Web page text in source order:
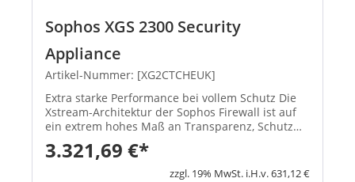
Sophos XGS 2300 Security
Appliance
Artikel-Nummer: [XG2CTCHEUK]
Extra starke Performance bei vollem Schutz Die
Xstream-Architektur der Sophos Firewall ist auf
ein extrem hohes Maß an Transparenz, Schutz
und Performance ausgelegt, damit
Administratoren die größten Herausforderungen
moderner Netzwerke spielend meis...
3.321,69 €*
zzgl. 19% MwSt. i.H.v. 631,12 €